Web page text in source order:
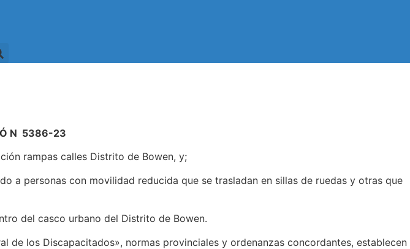
Ó N 5386-23
rampas calles Distrito de Bowen, y;
a personas con movilidad reducida que se trasladan en sillas de ruedas y otras que
del casco urbano del Distrito de Bowen.
de los Discapacitados», normas provinciales y ordenanzas concordantes, establecen